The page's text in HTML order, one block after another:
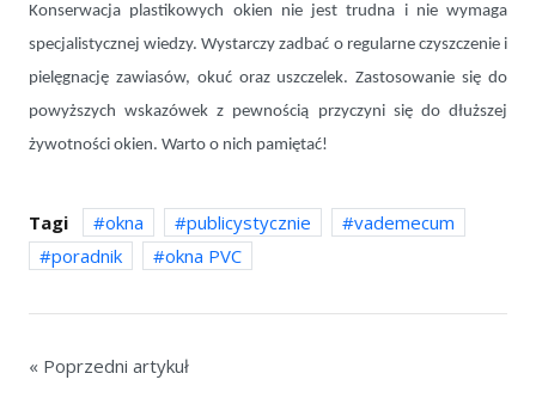
Konserwacja plastikowych okien nie jest trudna i nie wymaga
specjalistycznej wiedzy. Wystarczy zadbać o regularne czyszczenie i
pielęgnację zawiasów, okuć oraz uszczelek. Zastosowanie się do
powyższych wskazówek z pewnością przyczyni się do dłuższej
żywotności okien. Warto o nich pamiętać!
Tagi okna publicystycznie
vademecum
poradnik
okna PVC
« Poprzedni artykuł